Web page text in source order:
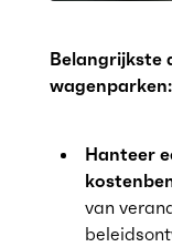
Belangrijkste
wagenparken:
Hanteer
van